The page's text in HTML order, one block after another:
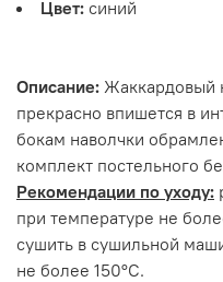
Цвет: синий
Описание: Жаккардовый
прекрасно впишется в
бокам наволчки
комплект постельного
Рекомендации по уходу:
при температуре не
сушить в сушильной
не более 150°С.